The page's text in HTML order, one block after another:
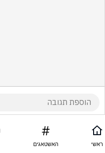
ראשי האשטאגים